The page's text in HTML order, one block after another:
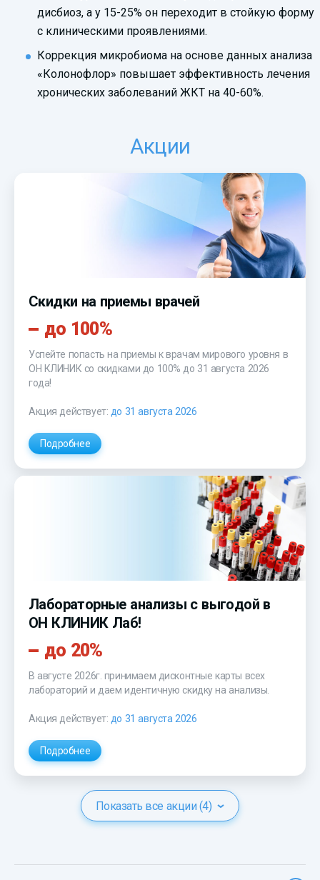
дисбиоз, а у 15-25% он переходит в стойкую форму
с клиническими проявлениями.
Коррекция микробиома на основе данных анализа
«Колонофлор» повышает эффективность лечения
хронических заболеваний ЖКТ на 40-60%.
Акции
Скидки на приемы врачей
до 100%
Успейте попасть на приемы к врачам мирового уровня в
ОН КЛИНИК со скидками до 100% до 31 августа 2026
года!
Акция действует: до 31 августа 2026
Подробнее
Лабораторные анализы с выгодой в
ОН КЛИНИК Лаб!
до 20%
В августе 2026г. принимаем дисконтные карты всех
лабораторий и даем идентичную скидку на анализы.
Акция действует: до 31 августа 2026
Подробнее
Показать все акции (4)